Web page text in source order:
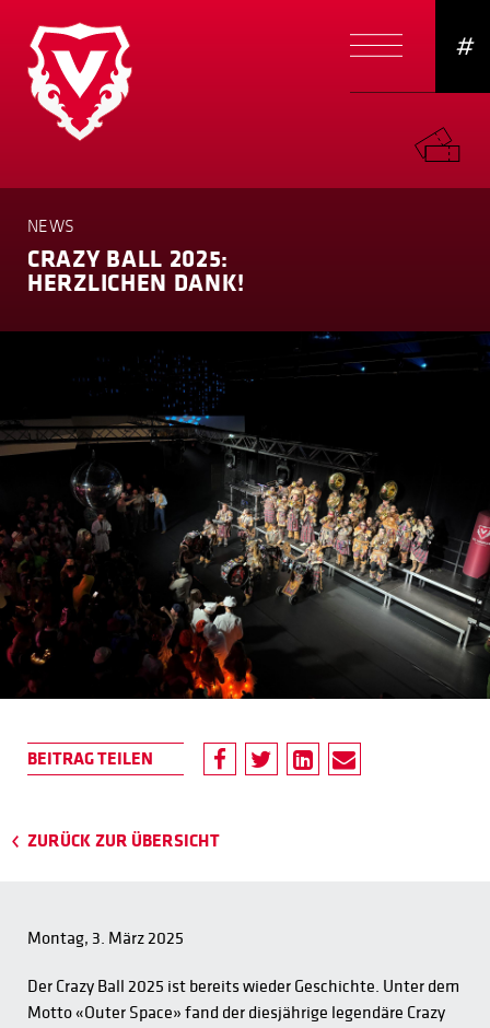
#
NEWS
CRAZY BALL 2025:
HERZLICHEN DANK!
ZURÜCK ZUR ÜBERSICHT
Montag, 3. März 2025
Der Crazy Ball 2025 ist bereits wieder Geschichte. Unter dem
Motto «Outer Space» fand der diesjährige legendäre Crazy